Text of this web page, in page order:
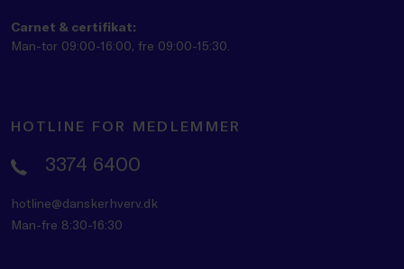
Carnet & certifikat:
Man-tor 09:00-16:00, fre 09:00-15:30.
HOTLINE FOR MEDLEMMER
3374 6400
hotline@danskerhverv.dk
Man-fre 8:30-16:30